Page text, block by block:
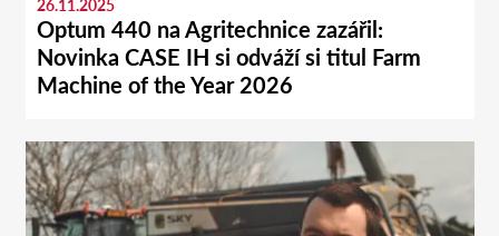
26.11.2025
Optum 440 na Agritechnice zazářil:
Novinka CASE IH si odváží si titul Farm
Machine of the Year 2026